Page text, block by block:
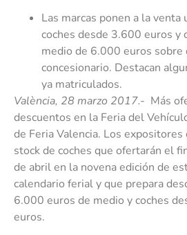
Las marcas ponen a la venta
coches desde 3.600 euros y
medio de 6.000 euros sobre
concesionario. Destacan
ya matriculados.
València, 28 marzo 2017.- Más
descuentos en la Feria del
de Feria Valencia. Los
stock de coches que ofertarán el
de abril en la novena edición de
calendario ferial y que prepara
6.000 euros de medio y coches
euros.